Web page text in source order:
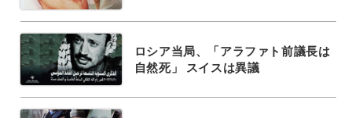
ロシア当局、「アラファト前議長は
自然死」 スイスは異議